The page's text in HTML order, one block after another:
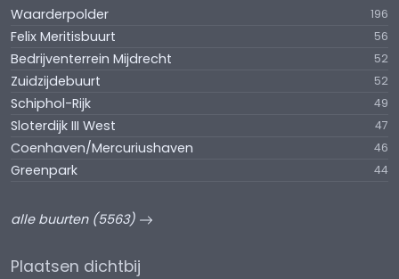
Waarderpolder 196
Felix Meritisbuurt 56
Bedrijventerrein Mijdrecht 52
Zuidzijdebuurt 52
Schiphol-Rijk 49
Sloterdijk III West 47
Coenhaven/Mercuriushaven 46
Greenpark 44
alle buurten (5563)
Plaatsen dichtbij